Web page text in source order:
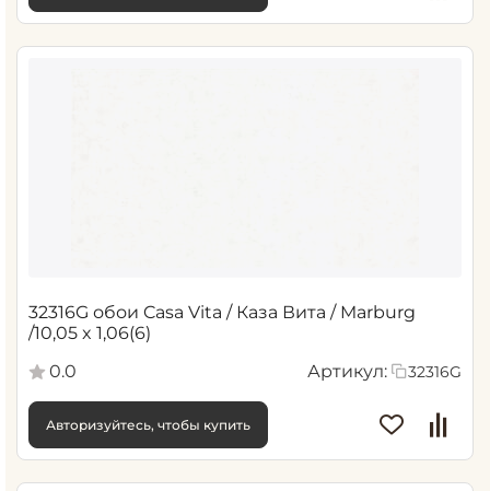
32316G обои Casa Vita / Каза Вита / Marburg
/10,05 x 1,06(6)
0.0
Артикул: 32316G
Авторизуйтесь, чтобы купить